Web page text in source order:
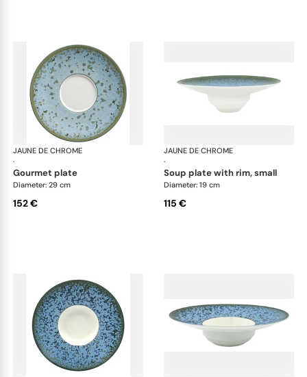
JAUNE DE CHROME
·
Nymphéa
gourmet plate
Diameter: 29 cm
152 €
JAUNE DE CHROME
·
soup plate with rim, small
Diameter: 19 cm
115 €